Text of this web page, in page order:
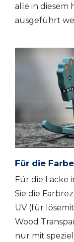
alle in diesem
ausgeführt
Für die
Für die Lacke
Sie die
UV (für
Wood
nur mit